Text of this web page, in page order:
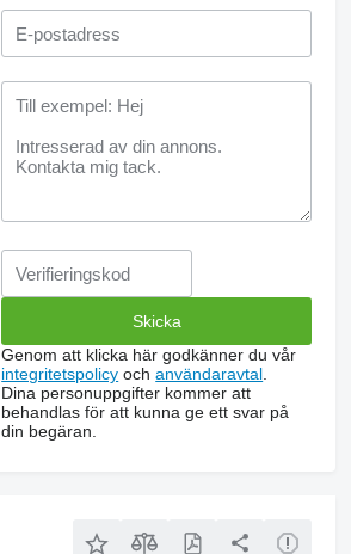
Genom att klicka här godkänner du vår
integritetspolicy ochanvändaravtal
Dina personuppgifter kommer att
behandlas för att kunna ge ett svar på
din begäran.